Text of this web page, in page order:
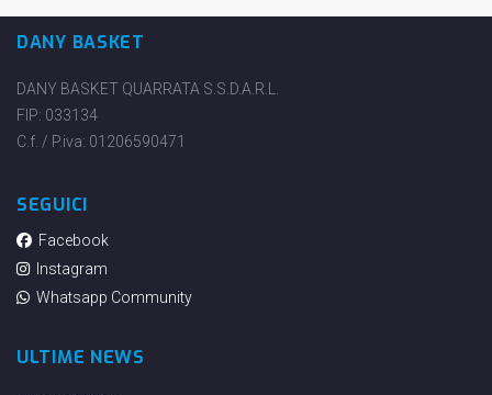
DANY BASKET
DANY BASKET QUARRATA S.S.D.A.R.L.
FIP: 033134
C.f. / P.iva: 01206590471
SEGUICI
Facebook
Instagram
Whatsapp Community
ULTIME NEWS